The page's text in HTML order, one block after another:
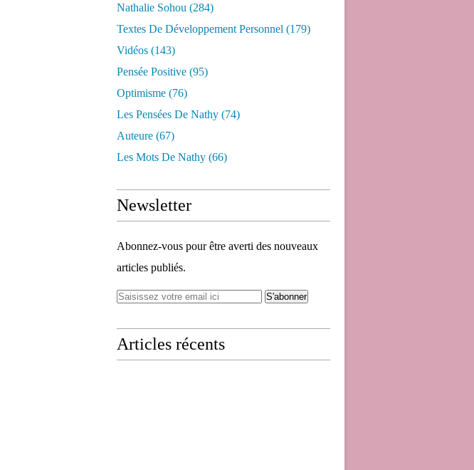
Nathalie Sohou (284)
Textes De Développement Personnel (179)
Vidéos (143)
Pensée Positive (95)
Optimisme (76)
Les Pensées De Nathy (74)
Auteure (67)
Les Mots De Nathy (66)
Newsletter
Abonnez-vous pour être averti des nouveaux
articles publiés.
Articles récents